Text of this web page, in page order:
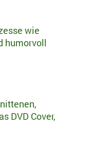
wie
humorvoll
DVD Cover,